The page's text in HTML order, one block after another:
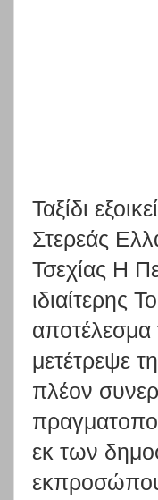
Ταξίδι
Στερεάς
Τσεχίας Η
ιδιαίτερης
αποτέλεσμα
μετέτρεψε
πλέον
εκ των